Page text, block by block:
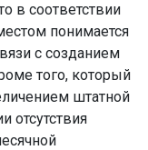
в соответствии
понимается
с созданием
того, который
штатной
отсутствия